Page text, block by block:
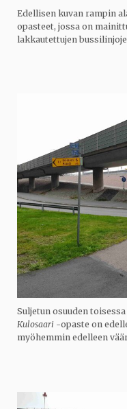
Edellisen kuvan rampin
opasteet, jossa on
lakkautettujen
Suljetun osuuden
Kulosaari -opaste on
myöhemmin edelleen